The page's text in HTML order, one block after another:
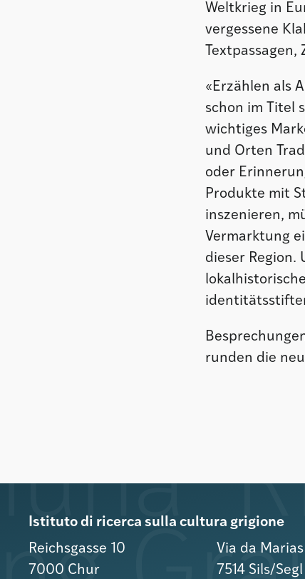
Weltkrieg in
vergessene
«Erzählen als
schon im Titel
wichtiges
und Orten
oder
Produkte mit
inszenieren,
Vermarktung
dieser Region.
runden die
Istituto di ricerca sulla cultura grigione
Reichsgasse 10
7000 Chur
Via da Marias
7514 Sils/Segl